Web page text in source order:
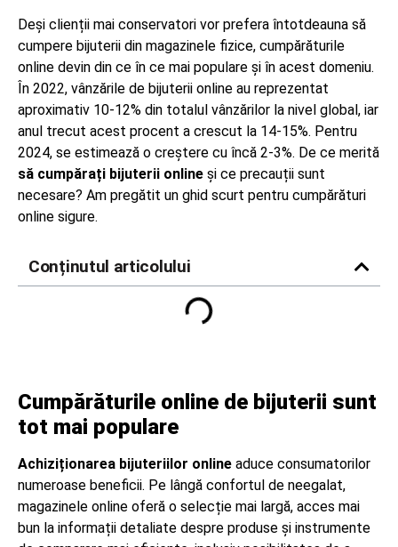
Deși clienții mai conservatori vor prefera întotdeauna să
cumpere bijuterii din magazinele fizice, cumpărăturile
online devin din ce în ce mai populare și în acest domeniu.
În 2022, vânzările de bijuterii online au reprezentat
aproximativ 10-12% din totalul vânzărilor la nivel global, iar
anul trecut acest procent a crescut la 14-15%. Pentru
2024, se estimează o creștere cu încă 2-3%. De ce merită
să cumpărați bijuterii online și ce precauții sunt
necesare? Am pregătit un ghid scurt pentru cumpărături
online sigure.
Conținutul articolului
Cumpărăturile online de bijuterii sunt
tot mai populare
Achiziționarea bijuteriilor online aduce consumatorilor
numeroase beneficii. Pe lângă confortul de neegalat,
magazinele online oferă o selecție mai largă, acces mai
bun la informații detaliate despre produse și instrumente